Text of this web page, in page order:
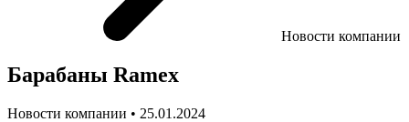
Новости компании
Барабаны Ramex
Новости компании • 25.01.2024